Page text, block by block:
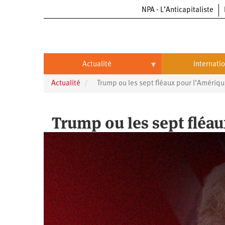
NPA - L’Anticapitaliste
Actualité
Actualité
Entreprises
Entreprises
Automobile
Aéronautique
Commerce
Oppressions
Oppressions
Antiracisme
Féminisme
Économie
Écologie
Éducation
International
Chine
États-
Continents
Actualité Trump ou les sept fléaux pour
Trump ou les sept